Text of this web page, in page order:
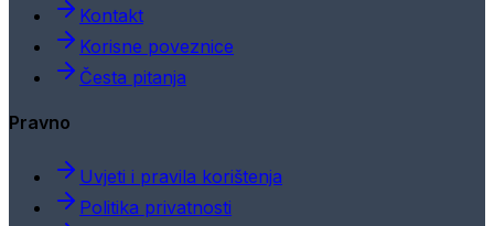
Kontakt
Korisne poveznice
Česta pitanja
Pravno
Uvjeti i pravila korištenja
Politika privatnosti